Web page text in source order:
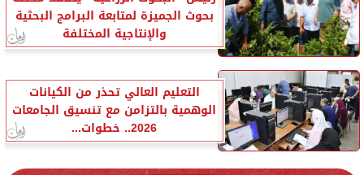
بحوث الجميزة لمتابعة البرامج البحثية
والإنتاجية المختلفة
التعليم العالي تحذر من الكيانات
الوهمية بالتزامن مع تنسيق الجامعات
2026.. خطوات...